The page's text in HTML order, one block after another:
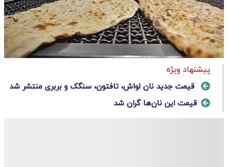
پیشنهاد ویژه
قیمت جدید نان لواش، تافتون، سنگک و بربری منتشر شد
​قیمت این نان‌ها گران شد